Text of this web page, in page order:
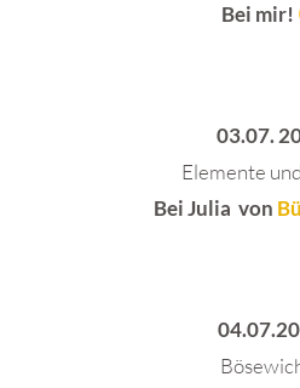
Bei mir!
03.07.
Elemente
Bei Julia von